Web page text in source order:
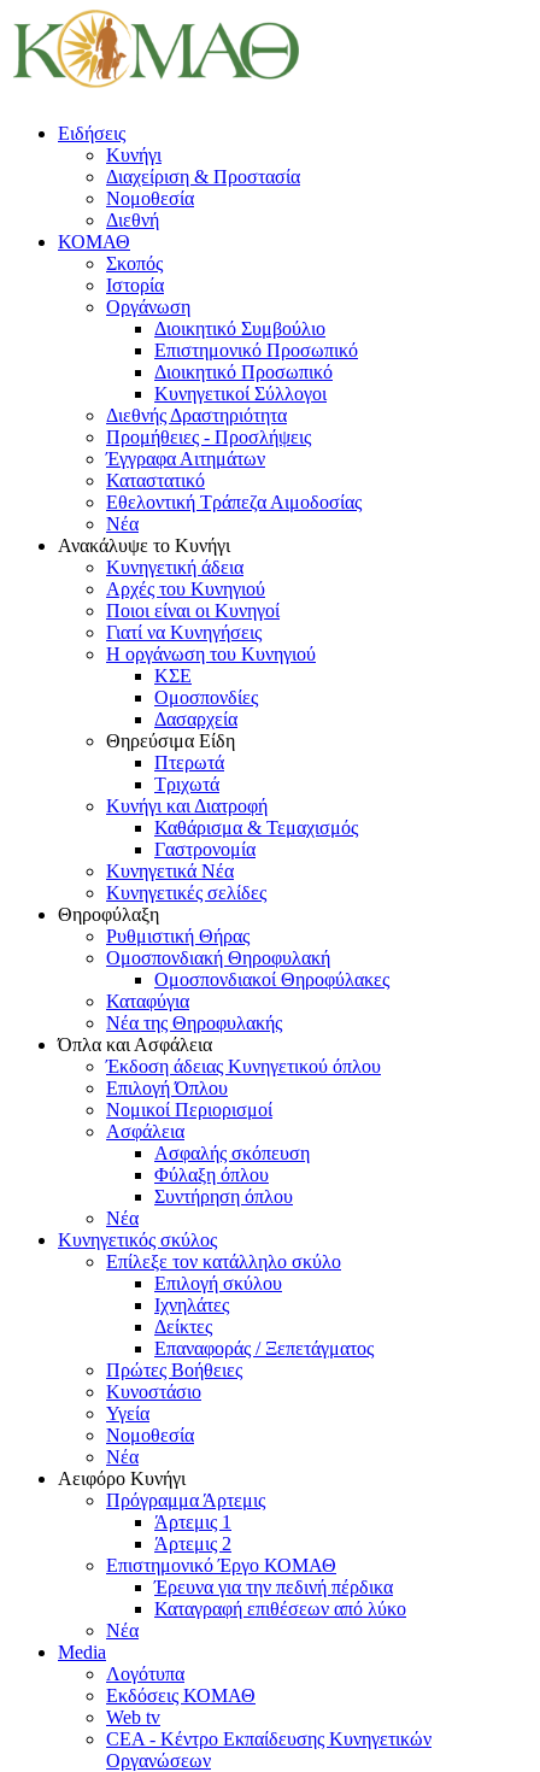
Ειδήσεις
Κυνήγι
Διαχείριση & Προστασία
Νομοθεσία
Διεθνή
ΚΟΜΑΘ
Σκοπός
Ιστορία
Οργάνωση
Διοικητικό Συμβούλιο
Επιστημονικό Προσωπικό
Διοικητικό Προσωπικό
Κυνηγετικοί Σύλλογοι
Διεθνής Δραστηριότητα
Προμήθειες - Προσλήψεις
Έγγραφα Αιτημάτων
Καταστατικό
Εθελοντική Τράπεζα Αιμοδοσίας
Νέα
Ανακάλυψε το Κυνήγι
Κυνηγετική άδεια
Αρχές του Κυνηγιού
Ποιοι είναι οι Κυνηγοί
Γιατί να Κυνηγήσεις
Η οργάνωση του Κυνηγιού
ΚΣΕ
Ομοσπονδίες
Δασαρχεία
Θηρεύσιμα Είδη
Πτερωτά
Τριχωτά
Κυνήγι και Διατροφή
Καθάρισμα & Τεμαχισμός
Γαστρονομία
Κυνηγετικά Νέα
Κυνηγετικές σελίδες
Θηροφύλαξη
Ρυθμιστική Θήρας
Ομοσπονδιακή Θηροφυλακή
Oμοσπονδιακοί Θηροφύλακες
Καταφύγια
Νέα της Θηροφυλακής
Όπλα και Ασφάλεια
Έκδοση άδειας Κυνηγετικού όπλου
Επιλογή Όπλου
Νομικοί Περιορισμοί
Ασφάλεια
Ασφαλής σκόπευση
Φύλαξη όπλου
Συντήρηση όπλου
Νέα
Κυνηγετικός σκύλος
Επίλεξε τον κατάλληλο σκύλο
Επιλογή σκύλου
Ιχνηλάτες
Δείκτες
Επαναφοράς / Ξεπετάγματος
Πρώτες Βοήθειες
Κυνοστάσιο
Υγεία
Νομοθεσία
Νέα
Αειφόρο Κυνήγι
Πρόγραμμα Άρτεμις
Άρτεμις 1
Άρτεμις 2
Επιστημονικό Έργο ΚΟΜΑΘ
Έρευνα για την πεδινή πέρδικα
Καταγραφή επιθέσεων από λύκο
Νέα
Media
Λογότυπα
Εκδόσεις ΚΟΜΑΘ
Web tv
CEA - Κέντρο Εκπαίδευσης Κυνηγετικών
Οργανώσεων